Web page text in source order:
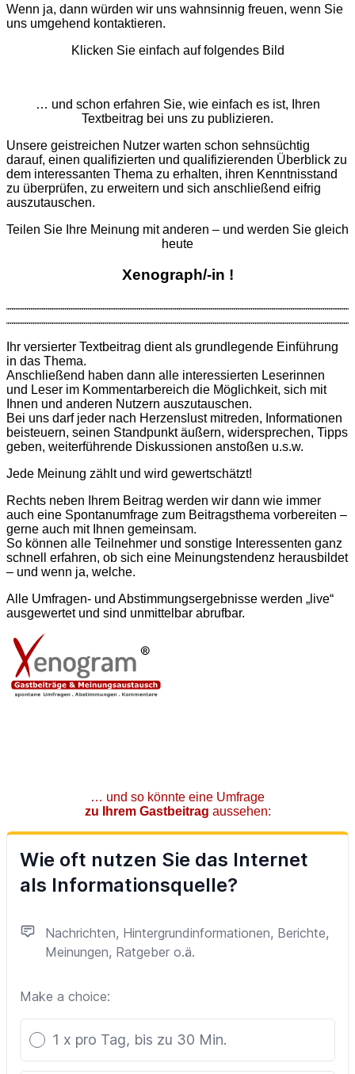
Wenn ja, dann würden wir uns wahnsinnig freuen, wenn Sie
uns umgehend kontaktieren.
Klicken Sie einfach auf folgendes Bild
… und schon erfahren Sie, wie einfach es ist, Ihren
Textbeitrag bei uns zu publizieren.
Unsere geistreichen Nutzer warten schon sehnsüchtig
darauf, einen qualifizierten und qualifizierenden Überblick zu
dem interessanten Thema zu erhalten, ihren Kenntnisstand
zu überprüfen, zu erweitern und sich anschließend eifrig
auszutauschen.
Teilen Sie Ihre Meinung mit anderen – und werden Sie gleich
heute
Xenograph/-in !
Ihr versierter Textbeitrag dient als grund­legende Ein­führung
in das Thema.
Anschließend haben dann alle interessierten Leserinnen
und Leser im Kommentarbereich die Möglichkeit, sich mit
Ihnen und anderen Nutzern aus­zu­tauschen.
Bei uns darf jeder nach Herzenslust mitreden, Informationen
beisteuern, seinen Standpunkt äußern, widersprechen, Tipps
geben, weiter­führende Diskussionen anstoßen u.s.w.
Jede Meinung zählt und wird gewertschätzt!
Rechts neben Ihrem Beitrag werden wir dann wie immer
auch eine Spontan­umfrage zum Beitragsthema vorbereiten –
gerne auch mit Ihnen gemeinsam.
So können alle Teilnehmer und sonstige Interessenten ganz
schnell erfahren, ob sich eine Meinungstendenz herausbildet
– und wenn ja, welche.
Alle Umfragen- und Abstimmungs­ergebnisse werden „live“
ausgewertet und sind unmittelbar abrufbar.
… und so könnte eine Umfrage
zu Ihrem Gastbeitrag aussehen: